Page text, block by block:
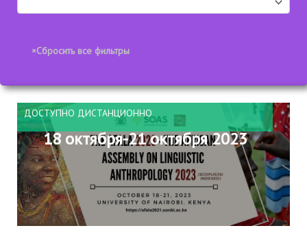
ДОСТУПНО ДИСТАНЦИОННО
18 октября-21 октября 2023